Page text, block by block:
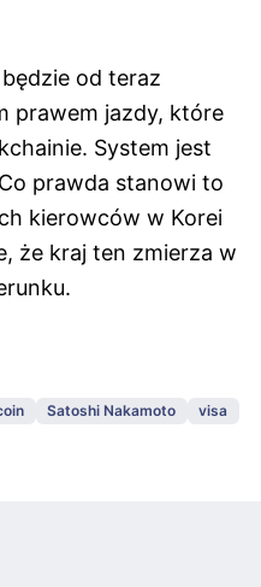
od teraz
prawem jazdy, które
System jest
prawda stanowi to
kierowców w Korei
że kraj ten zmierza w
Satoshi Nakamoto visa